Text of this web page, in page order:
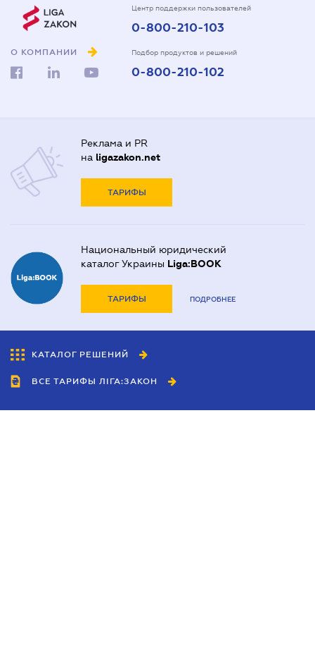
О КОМПАНИИ
Центр поддержки пользователей
0-800-210-103
Подбор продуктов и решений
0-800-210-102
Реклама и PR
на ligazakon.net
ТАРИФЫ
Национальный юридический
каталог Украины Liga:BOOK
ТАРИФЫ ПОДРОБНЕЕ
КАТАЛОГ РЕШЕНИЙ
ВСЕ ТАРИФЫ ЛІГА:ЗАКОН